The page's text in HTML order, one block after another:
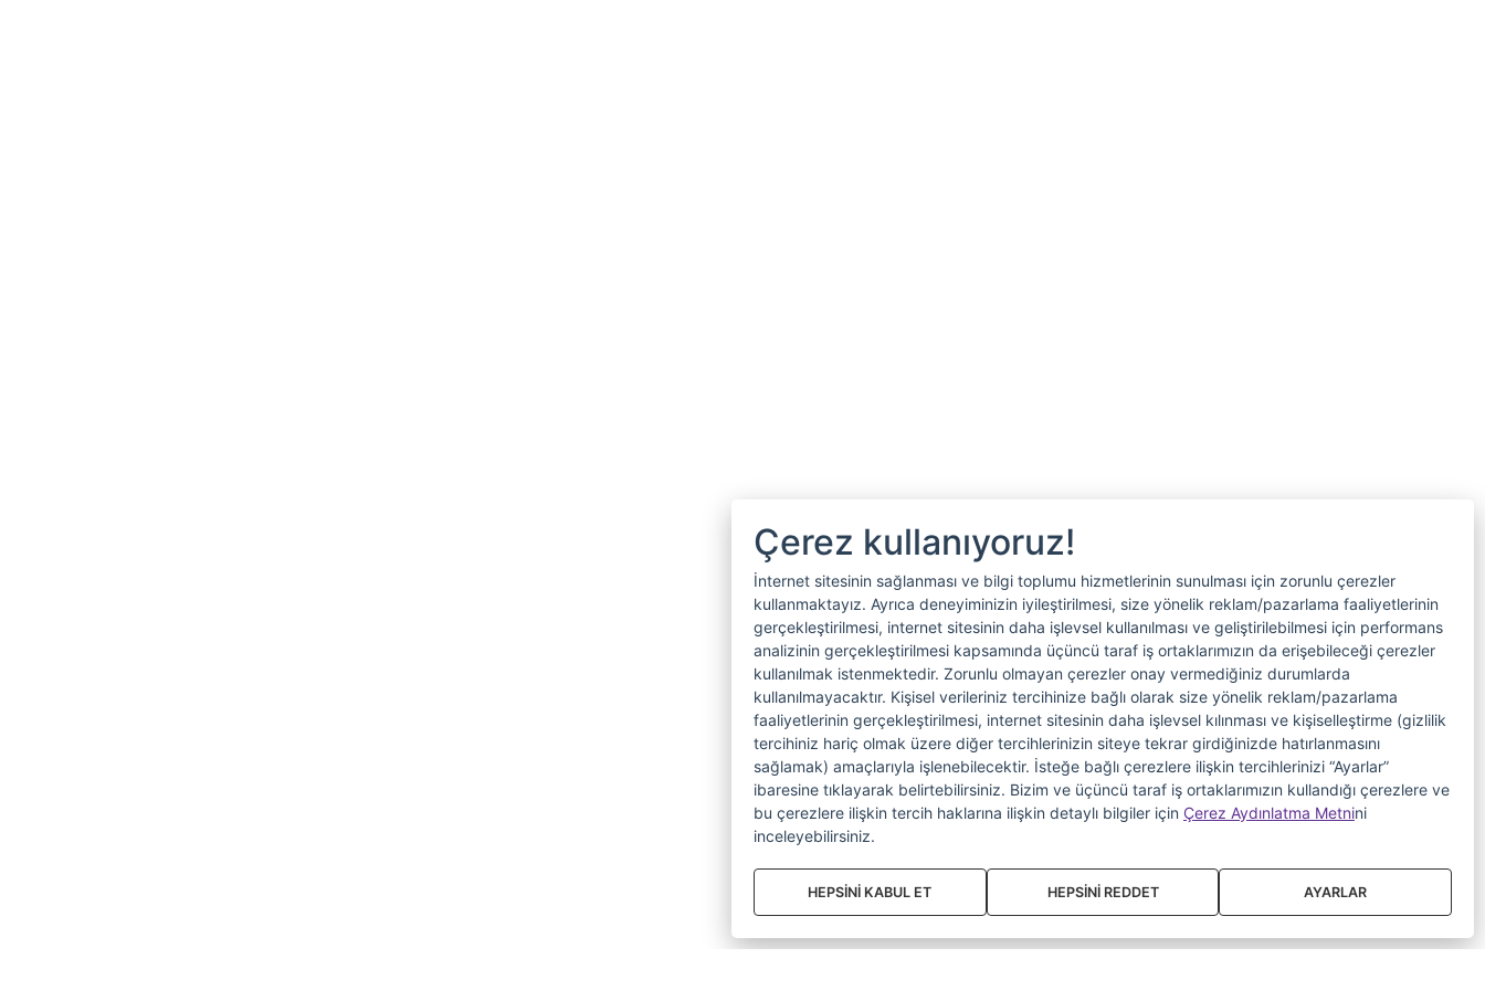
Çerez kullanıyoruz!
İnternet sitesinin sağlanması ve bilgi toplumu hizmetlerinin sunulması için zorunlu çerezler
kullanmaktayız. Ayrıca deneyiminizin iyileştirilmesi, size yönelik reklam/pazarlama faaliyetlerinin
gerçekleştirilmesi, internet sitesinin daha işlevsel kullanılması ve geliştirilebilmesi için performans
analizinin gerçekleştirilmesi kapsamında üçüncü taraf iş ortaklarımızın da erişebileceği çerezler
kullanılmak istenmektedir. Zorunlu olmayan çerezler onay vermediğiniz durumlarda
kullanılmayacaktır. Kişisel verileriniz tercihinize bağlı olarak size yönelik reklam/pazarlama
faaliyetlerinin gerçekleştirilmesi, internet sitesinin daha işlevsel kılınması ve kişiselleştirme (gizlilik
tercihiniz hariç olmak üzere diğer tercihlerinizin siteye tekrar girdiğinizde hatırlanmasını
sağlamak) amaçlarıyla işlenebilecektir. İsteğe bağlı çerezlere ilişkin tercihlerinizi “Ayarlar”
ibaresine tıklayarak belirtebilirsiniz. Bizim ve üçüncü taraf iş ortaklarımızın kullandığı çerezlere ve
bu çerezlere ilişkin tercih haklarına ilişkin detaylı bilgiler için Çerez Aydınlatma Metnini
inceleyebilirsiniz.
HEPSİNİ KABUL ET HEPSİNİ REDDET AYARLAR